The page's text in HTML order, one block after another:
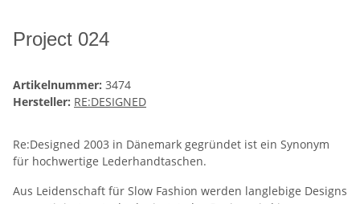
Project 024
Artikelnummer: 3474
Hersteller: RE:DESIGNED
Re:Designed 2003 in Dänemark gegründet ist ein Synonym
für hochwertige Lederhandtaschen.
Aus Leidenschaft für Slow Fashion werden langlebige Designs